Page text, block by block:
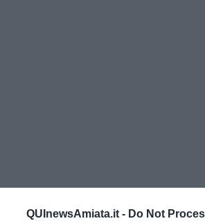
QUInewsAmiata.it - Do Not